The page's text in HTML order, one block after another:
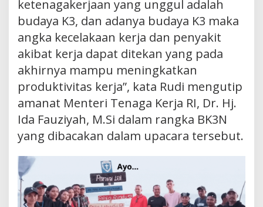
ketenagakerjaan yang unggul adalah
budaya K3, dan adanya budaya K3 maka
angka kecelakaan kerja dan penyakit
akibat kerja dapat ditekan yang pada
akhirnya mampu meningkatkan
produktivitas kerja”, kata Rudi mengutip
amanat Menteri Tenaga Kerja RI, Dr. Hj.
Ida Fauziyah, M.Si dalam rangka BK3N
yang dibacakan dalam upacara tersebut.